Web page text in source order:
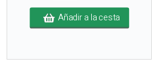
Añadir a la cesta